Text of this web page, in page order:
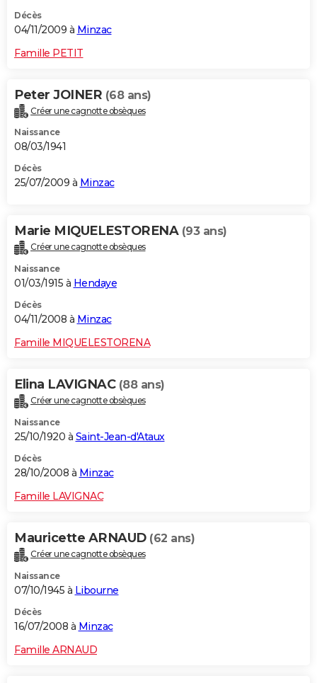
Décès
04/11/2009 à Minzac
Famille PETIT
Peter JOINER (68 ans)
Créer une cagnotte obsèques
Naissance
08/03/1941
Décès
25/07/2009 à Minzac
Marie MIQUELESTORENA (93 ans)
Créer une cagnotte obsèques
Naissance
01/03/1915 à Hendaye
Décès
04/11/2008 à Minzac
Famille MIQUELESTORENA
Elina LAVIGNAC (88 ans)
Créer une cagnotte obsèques
Naissance
25/10/1920 à Saint-Jean-d'Ataux
Décès
28/10/2008 à Minzac
Famille LAVIGNAC
Mauricette ARNAUD (62 ans)
Créer une cagnotte obsèques
Naissance
07/10/1945 à Libourne
Décès
16/07/2008 à Minzac
Famille ARNAUD